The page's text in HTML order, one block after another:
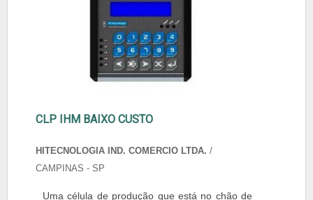
CLP IHM BAIXO CUSTO
HITECNOLOGIA IND. COMERCIO LTDA. /
CAMPINAS - SP
Uma célula de produção que está no chão de